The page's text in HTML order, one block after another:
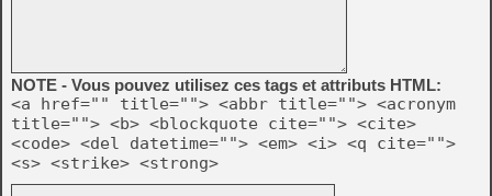
NOTE - Vous pouvez utilisez ces tags et attributs HTML:
<a href="" title=""> <abbr title=""> <acronym
title=""> <b> <blockquote cite=""> <cite>
<code> <del datetime=""> <em> <i> <q cite="">
<s> <strike> <strong>